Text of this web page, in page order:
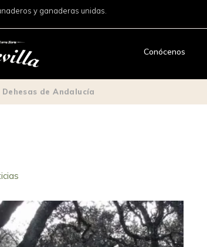
y ganaderas unidas.
Conócenos
Dehesas de Andalucía